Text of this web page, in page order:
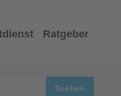
Ratgeber